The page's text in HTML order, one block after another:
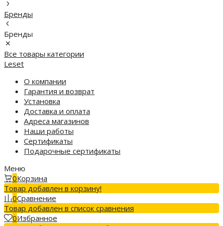
Бренды
Бренды
Все товары категории
Leset
О компании
Гарантия и возврат
Установка
Доставка и оплата
Адреса магазинов
Наши работы
Сертификаты
Подарочные сертификаты
Меню
0Корзина
Товар добавлен в корзину!
0Сравнение
Товар добавлен в список сравнения
0Избранное